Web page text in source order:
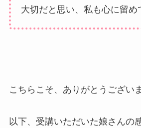
大切だと思い、私も心に留め
こちらこそ、ありがとうござい
以下、受講いただいた娘さんの